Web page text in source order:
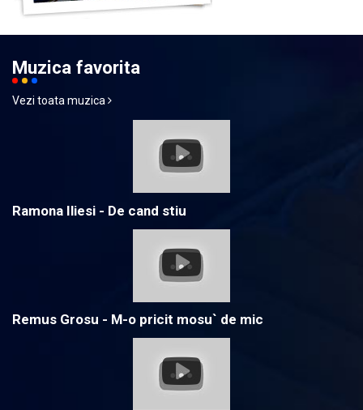
Muzica favorita
Vezi toata muzica
Ramona Iliesi - De cand stiu
Remus Grosu - M-o pricit mosu` de mic